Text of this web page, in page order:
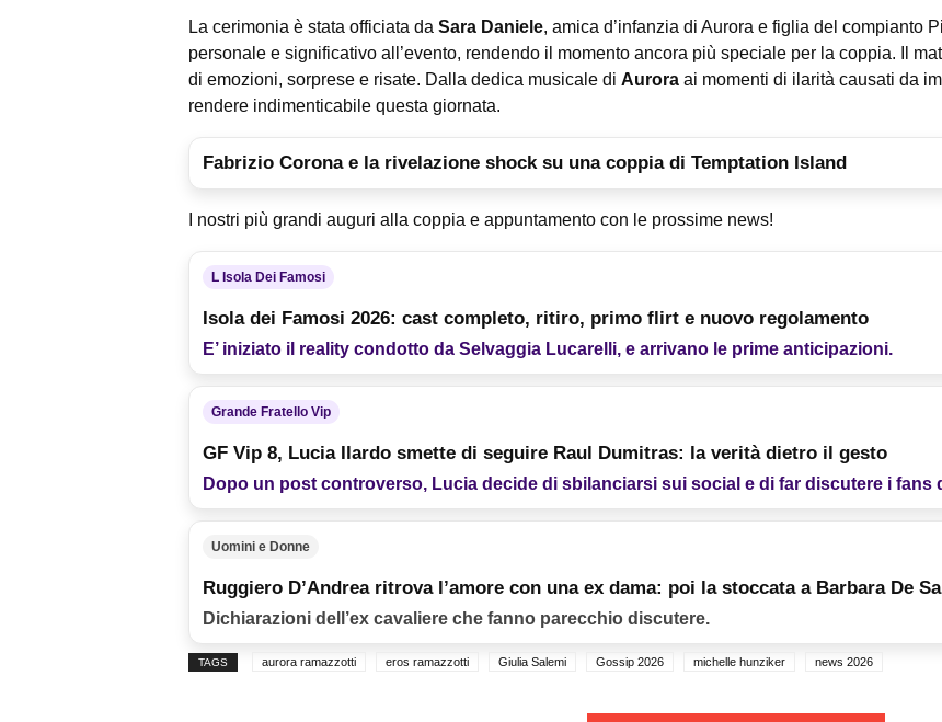
La cerimonia è stata officiata da Sara Daniele, amica d’infanzia di Aurora e figlia del compianto
personale e significativo all’evento, rendendo il momento ancora più speciale per la coppia. Il
di emozioni, sorprese e risate. Dalla dedica musicale di Aurora ai momenti di ilarità causati da
rendere indimenticabile questa giornata.
Fabrizio Corona e la rivelazione shock su una coppia di Temptation Island
I nostri più grandi auguri alla coppia e appuntamento con le prossime news!
L Isola Dei Famosi
Isola dei Famosi 2026: cast completo, ritiro, primo flirt e nuovo regolamento
E’ iniziato il reality condotto da Selvaggia Lucarelli, e arrivano le prime anticipazioni.
Grande Fratello Vip
GF Vip 8, Lucia Ilardo smette di seguire Raul Dumitras: la verità dietro il gesto
Dopo un post controverso, Lucia decide di sbilanciarsi sui social e di far discutere i fans
Uomini e Donne
Ruggiero D’Andrea ritrova l’amore con una ex dama: poi la stoccata a Barbara De
Dichiarazioni dell’ex cavaliere che fanno parecchio discutere.
TAGS aurora ramazzotti eros ramazzotti Giulia Salemi Gossip 2026 michelle hunziker news 2026